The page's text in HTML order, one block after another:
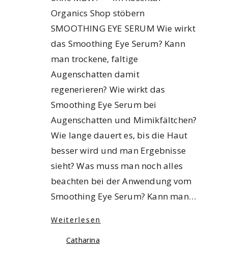
Organics Shop stöbern
SMOOTHING EYE SERUM Wie wirkt
das Smoothing Eye Serum? Kann
man trockene, faltige
Augenschatten damit
regenerieren? Wie wirkt das
Smoothing Eye Serum bei
Augenschatten und Mimikfältchen?
Wie lange dauert es, bis die Haut
besser wird und man Ergebnisse
sieht? Was muss man noch alles
beachten bei der Anwendung vom
Smoothing Eye Serum? Kann man…
Weiterlesen
Catharina